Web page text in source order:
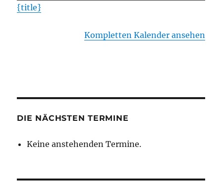
{title}
Kompletten Kalender ansehen
DIE NÄCHSTEN TERMINE
Keine anstehenden Termine.